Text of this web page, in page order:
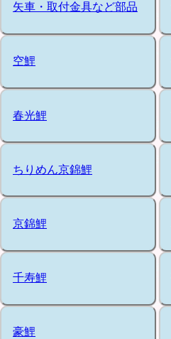
矢車・取付金具など部品
空鯉
春光鯉
ちりめん京錦鯉
京錦鯉
千寿鯉
豪鯉